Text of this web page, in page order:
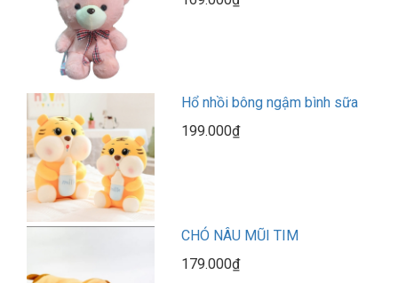
Hổ nhồi bông ngậm bình sữa
199.000₫
CHÓ NÂU MŨI TIM
179.000₫